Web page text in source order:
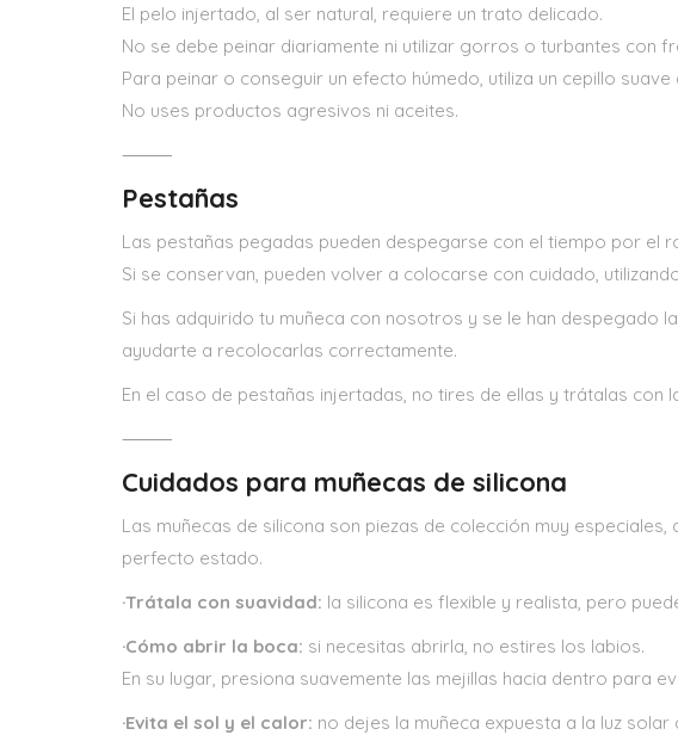
El pelo injertado, al ser natural, requiere un trato delicado.
No se debe peinar diariamente ni utilizar gorros o turbantes con
Para peinar o conseguir un efecto húmedo, utiliza un cepillo
No uses productos agresivos ni aceites.
⸻
Pestañas
Las pestañas pegadas pueden despegarse con el tiempo por el
Si se conservan, pueden volver a colocarse con cuidado,
Si has adquirido tu muñeca con nosotros y se le han despegado
ayudarte a recolocarlas correctamente.
En el caso de pestañas injertadas, no tires de ellas y trátalas con
⸻
Cuidados para muñecas de silicona
Las muñecas de silicona son piezas de colección muy
perfecto estado.
·Trátala con suavidad: la silicona es flexible y realista, pero
·Cómo abrir la boca: si necesitas abrirla, no estires los labios.
En su lugar, presiona suavemente las mejillas hacia dentro para
·Evita el sol y el calor: no dejes la muñeca expuesta a la luz